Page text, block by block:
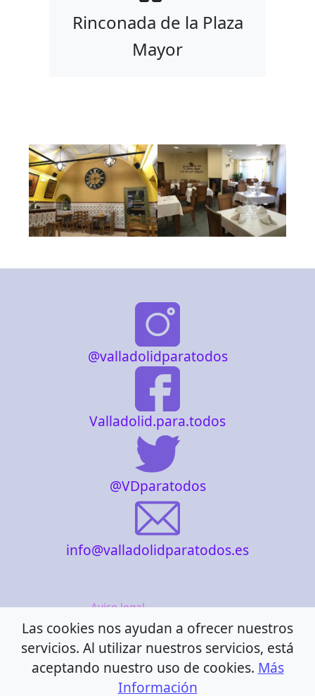
Rinconada de la Plaza
Mayor
@valladolidparatodos
Valladolid.para.todos
@VDparatodos
info@valladolidparatodos.es
Aviso legal
Política de cookies
Política de privacidad
Accesibilidad
Las cookies nos ayudan a ofrecer nuestros
servicios. Al utilizar nuestros servicios, está
aceptando nuestro uso de cookies. Más
Información